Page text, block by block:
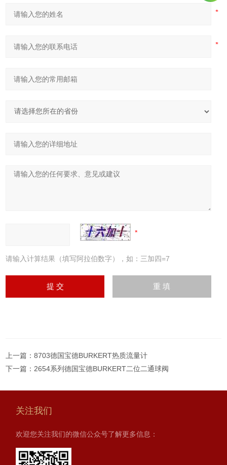
请输入计算结果（填写阿拉伯数字），如：三加四=7
上一篇：8703德国宝德BURKERT热质流量计
下一篇：2654系列德国宝德BURKERT二位二通球阀
关注我们
欢迎您关注我们的微信公众号了解更多信息：